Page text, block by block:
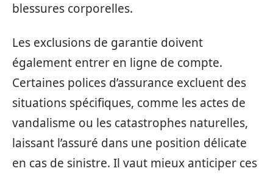
blessures corporelles.
Les exclusions de garantie doivent
également entrer en ligne de compte.
Certaines polices d’assurance excluent des
situations spécifiques, comme les actes de
vandalisme ou les catastrophes naturelles,
laissant l’assuré dans une position délicate
en cas de sinistre. Il vaut mieux anticiper ces